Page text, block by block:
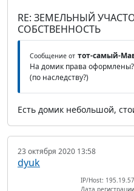
RE: ЗЕМЕЛЬНЫЙ
СОБСТВЕННОСТЬ
Сообщение от тот-самый-
На домик права
(по наследству?)
Есть домик небольшой,
23 октября 2020 13:58
dyuk
IP/Host:
Дата